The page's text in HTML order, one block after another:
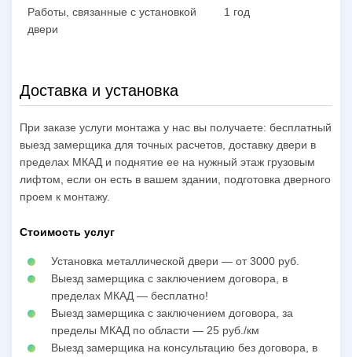
Работы, связанные с установкой
двери
1 год
Доставка и установка
При заказе услуги монтажа у нас вы получаете: бесплатный
выезд замерщика для точных расчетов, доставку двери в
пределах МКАД и поднятие ее на нужный этаж грузовым
лифтом, если он есть в вашем здании, подготовка дверного
проем к монтажу.
Стоимость услуг
Установка металлической двери — от 3000 руб.
Выезд замерщика с заключением договора, в
пределах МКАД — бесплатно!
Выезд замерщика с заключением договора, за
пределы МКАД по области — 25 руб./км
Выезд замерщика на консультацию без договора, в